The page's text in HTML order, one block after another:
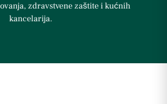
zdravstvene zaštite i kućnih
kancelarija.